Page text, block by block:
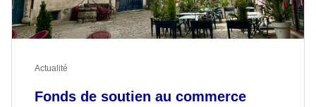
Fonds de soutien au commerce
Actualité